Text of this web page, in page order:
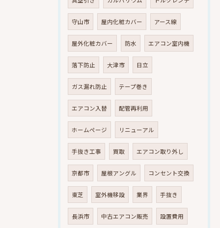
守山市 屋内化粧カバー アース線
屋外化粧カバー 防水 エアコン室内機
落下防止 大津市 日立
ガス漏れ防止 テープ巻き
エアコン入替 配管再利用
ホームページ リニューアル
手抜き工事 買取 エアコン取り外し
京都市 屋根アングル コンセント交換
東芝 室外機移設 業界 手抜き
長浜市 中古エアコン販売 設置費用